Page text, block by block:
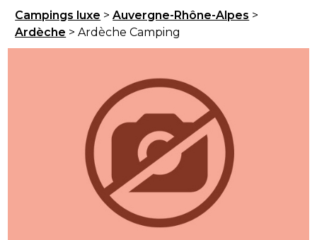
Campings luxe >Auvergne-Rhône-Alpes >
Ardèche > Ardèche Camping